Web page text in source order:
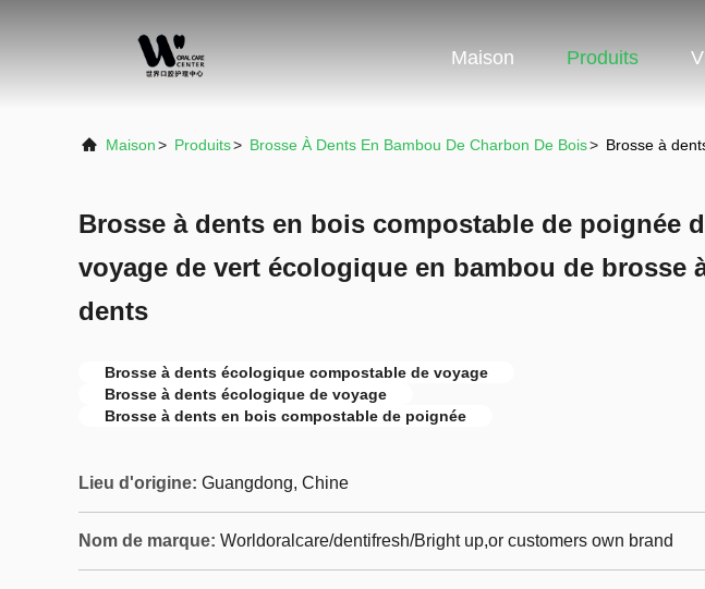
Maison Produits
Maison> Produits> Brosse À Dents En Bambou De Charbon De Bois> Brosse à
Brosse à dents en bois compostable de poignée
voyage de vert écologique en bambou de brosse
dents
Brosse à dents écologique compostable de voyage
Brosse à dents écologique de voyage
Brosse à dents en bois compostable de poignée
Lieu d'origine: Guangdong, Chine
Nom de marque: Worldoralcare/dentifresh/Bright up,or customers own brand